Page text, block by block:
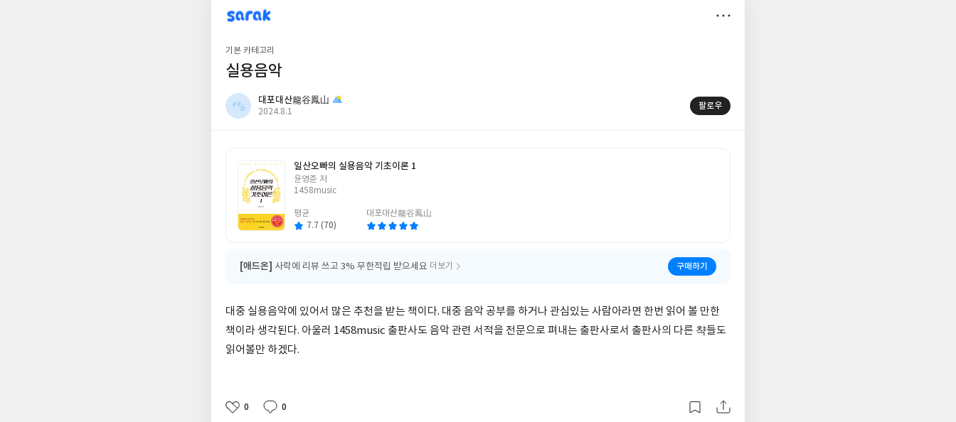
sarak
대포대산龍谷鳳山
기본 카테고리
실용음악
대포대산龍谷鳳山
작
2024.8.1
팔로우
일산오빠의 실용음악 기초이론 1
글
쓴
윤영준 저
1458music
평균
7.7 (70)
대포대산龍谷鳳山
[애드온] 사락에 리뷰 쓰고 3% 무한적립 받으세요 더보기 구매하기
대중 실용음악에 있어서 많은 추천을 받는 책이다. 대중 음악 공부를 하거나 관심있는 사람아라면 한번 읽어 볼 만한
책이라 생각된다. 아울러 1458music 출판사도 음악 관련 서적을 전문으로 펴내는 출판사로서 출판사의 다른 챡들도
읽어볼만 하겠다.
좋
0
댓
0
작